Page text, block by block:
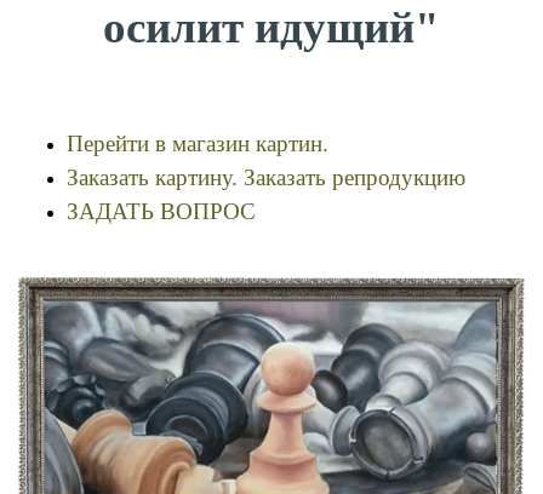
осилит идущий"
Перейти в магазин картин.
Заказать картину. Заказать репродукцию
ЗАДАТЬ ВОПРОС